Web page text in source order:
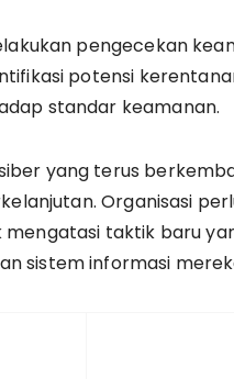
pengecekan
potensi
standar keamanan.
yang terus
Organisasi
taktik baru
sistem informasi